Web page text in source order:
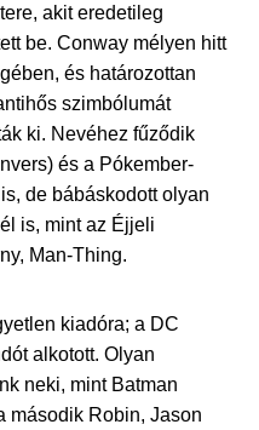
akit eredetileg
be. Conway mélyen hitt
és határozottan
szimbólumát
ki. Nevéhez fűződik
és a Pókember-
de bábáskodott olyan
is, mint az Éjjeli
Man-Thing.
kiadóra; a DC
alkotott. Olyan
neki, mint Batman
második Robin, Jason